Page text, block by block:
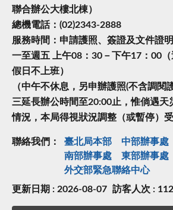
聯合辦公大樓北棟）
總機電話：(02)2343-2888
服務時間：申請護照、簽證及文件證
一至週五 上午08：30－下午17：00
假日不上班）
（中午不休息，另申辦護照(不含調閱
三延長辦公時間至20:00止，惟倘遇天
情況，本局得視狀況調整（或暫停）受
聯絡我們： 臺北局本部 中部辦事處
南部辦事處
東部辦事處
外交部緊急聯絡中⼼
更新日期 : 2026-08-07 訪客人次 :